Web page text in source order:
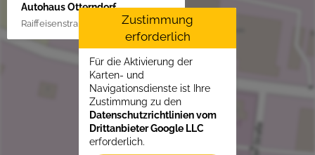
Autohaus Otterndorf
Raiffeisenstraße 1, 21762 Otterndorf
Zustimmung
erforderlich
Für die Aktivierung der
Karten- und
Navigationsdienste ist Ihre
Zustimmung zu den
Datenschutzrichtlinien vom
Drittanbieter Google LLC
erforderlich.